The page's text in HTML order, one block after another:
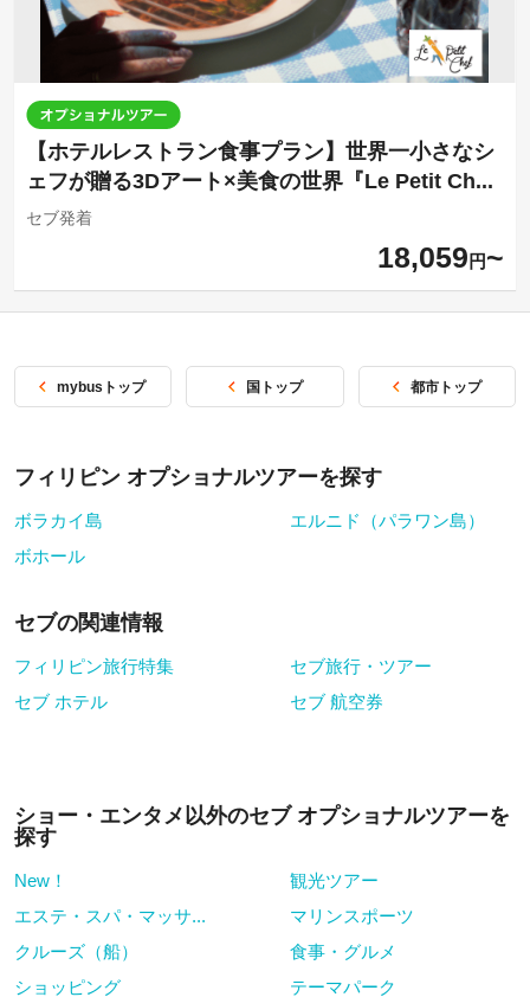
【ホテルレストラン食事プラン】世界一小さなシ
ェフが贈る3Dアート×美食の世界『Le Petit Ch...
セブ発着
18,059 円
mybusトップ 国トップ 都市トップ
フィリピン オプショナルツアーを探す
ボラカイ島
エルニド（パラワン島）
ボホール
セブの関連情報
フィリピン旅行特集
セブ旅行・ツアー
セブ ホテル
セブ 航空券
ショー・エンタメ以外のセブ オプショナルツアーを
探す
New！
観光ツアー
エステ・スパ・マッサ...
マリンスポーツ
クルーズ（船）
食事・グルメ
ショッピング
テーマパーク